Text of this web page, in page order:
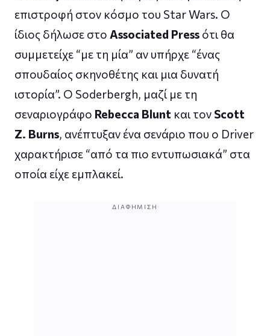
επιστροφή στον κόσμο του Star Wars. Ο
ίδιος δήλωσε στο Associated Press ότι θα
συμμετείχε “με τη μία” αν υπήρχε “ένας
σπουδαίος σκηνοθέτης και μια δυνατή
ιστορία”. Ο Soderbergh, μαζί με τη
σεναριογράφο Rebecca Blunt και τον Scott
Z. Burns, ανέπτυξαν ένα σενάριο που ο Driver
χαρακτήρισε “από τα πιο εντυπωσιακά” στα
οποία είχε εμπλακεί.
ΔΙΑΦΉΜΙΣΗ